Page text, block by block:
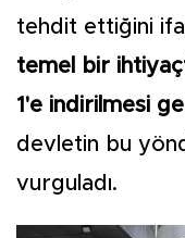
tehdit ettiğini
temel bir
1'e indirilmesi
devletin bu
vurguladı.